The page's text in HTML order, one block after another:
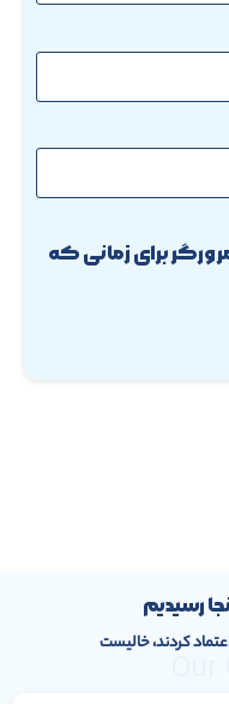
برای زمانی که
رسیدیم
کردند، خالیست